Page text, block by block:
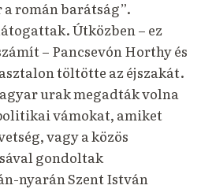
román barátság”.
Útközben – ez
– Pancsevón Horthy és
töltötte az éjszakát.
urak megadták volna
vámokat, amiket
vagy a közös
gondoltak
nyarán Szent István